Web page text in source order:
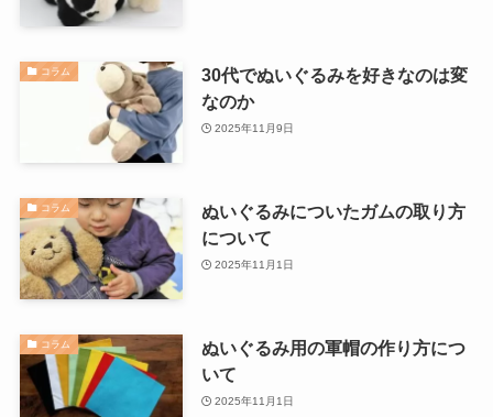
コラム
30代でぬいぐるみを好きなのは変
なのか
2025年11月9日
コラム
ぬいぐるみについたガムの取り方
について
2025年11月1日
コラム
ぬいぐるみ用の軍帽の作り方につ
いて
2025年11月1日